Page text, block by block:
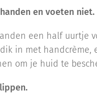
en voeten niet.
een half uurtje
in met handcrème,
om je huid te